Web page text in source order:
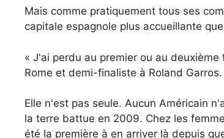
Mais comme pratiquement tous ses
capitale espagnole plus accueillante
« J'ai perdu au premier ou au
Rome et demi-finaliste à Roland Garros.
Elle n'est pas seule. Aucun Américain
la terre battue en 2009. Chez les
été la première à en arriver là depuis